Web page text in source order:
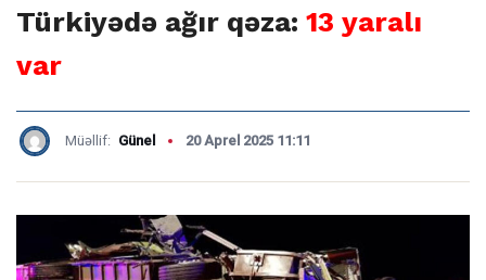
Türkiyədə ağır qəza: 13 yaralı
var
Müəllif: Günel 20 Aprel 2025 11:11